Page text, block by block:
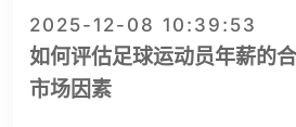
2025-12-08 10:39:53
如何评估足球运动员年薪的
市场因素